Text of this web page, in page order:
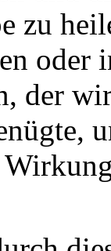
zu
oder
der